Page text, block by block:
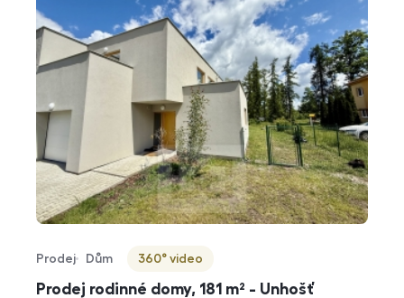
Prodej rodinné domy, 181 m² - Unhošť
Typ nabídky
Prodej
Typ nemovitosti
Dům
Virtuální prohlídka
360° video